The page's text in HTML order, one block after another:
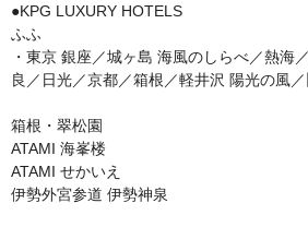
●KPG LUXURY HOTELS
ふふ
・東京 銀座／城ヶ島 海風のしらべ／熱海
良／日光／京都／箱根／軽井沢 陽光の風
箱根・翠松園
ATAMI 海峯楼
ATAMI せかいえ
伊勢外宮参道 伊勢神泉